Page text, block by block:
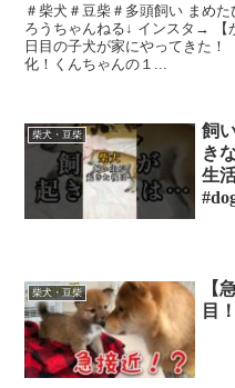
＃柴犬＃豆柴＃多頭飼い まめ
ろうちゃんねる↓ インスタ→ 【
日目の子犬が家にやってきた
化！くんちゃんの１...
柴犬・豆柴
飼
き
生
柴犬・豆柴
【
目